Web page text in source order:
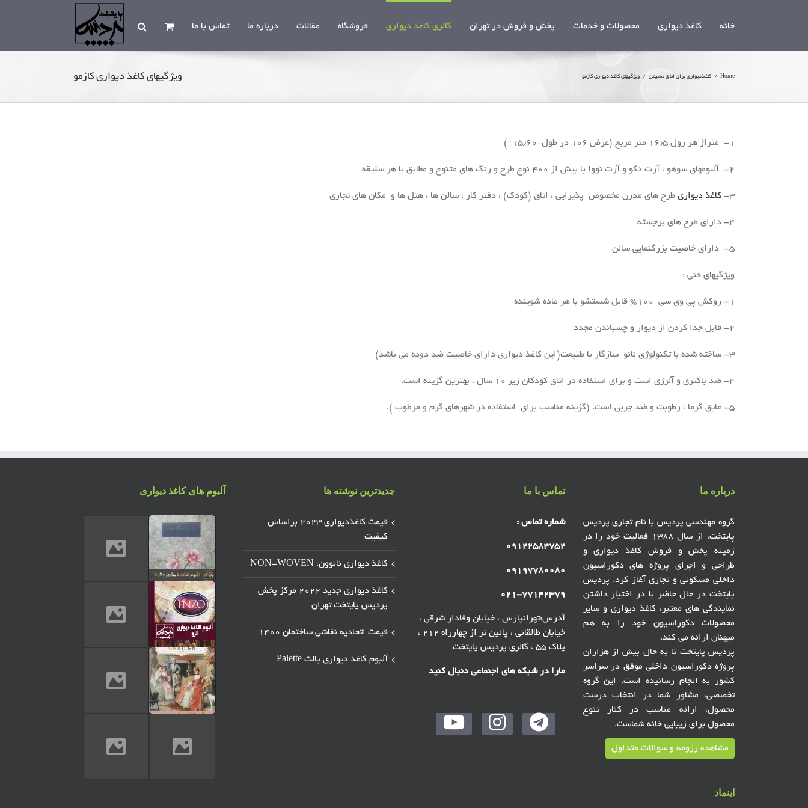
خانه کاغذ دیواری محصولات و خدمات پخش و فروش در تهران گالری کاغذ دیواری فروشگاه مقالات درباره ما تماس با ما
ویژگیهای کاغذ دیواری کازمو Home
/ کاغذدیواری برای اتاق نشیمن / ویژگیهای کاغذ دیواری کازمو
۱- متراژ هر رول ۱۶٫۵ متر مربع (عرض ۱۰۶ در طول ۱۵٫۶۰ )
۲- آلبومهای سوهو ، آرت دکو و آرت نووا با بیش از ۴۰۰ نوع طرح و رنگ های متنوع و مطابق با هر سليقه
۳- کاغذ دیواری طرح های مدرن مخصوص پذیرایی ، اتاق (کودک) ، دفتر كار ، سالن ها ، هتل ها و مكان های تجاری
۴- دارای طرح های برجسته
۵- دارای خاصيت بزرگنمایي سالن
ویژگیهای فنی :
۱- روکش پی وی سی ۱۰۰% قابل شستشو با هر ماده شوينده
۲- قابل جدا كردن از ديوار و چسباندن مجدد
۳- ساخته شده با تکنولوژی نانو سازگار با طبيعت(این کاغذ دیواری دارای خاصیت ضد دوده می باشد)
۴- ضد باكتری و آلرژی است و برای استفاده در اتاق كودكان زير ۱۰ سال ، بهترين گزينه است.
۵- عایق گرما ، رطوبت و ضد چربی است. (گزینه مناسب برای استفاده در شهرهای گرم و مرطوب ).
درباره ما
گروه مهندسی پردیس با نام تجاری پردیس
پایتخت، از سال ۱۳۸۸ فعالیت خود را در
زمینه پخش و فروش کاغذ دیواری و
طراحی و اجرای پروژه های دکوراسیون
داخلی مسکونی و تجاری آغاز کرد. پردیس
پایتخت در حال حاضر با در اختیار داشتن
نمایندگی های معتبر، کاغذ دیواری و سایر
محصولات دکوراسیون خود را به هم
میهنان ارائه می کند.
پردیس پایتخت تا به حال بیش از هزاران
پروژه دکوراسیون داخلی موفق در سراسر
کشور به انجام رسانیده است. این گروه
تخصصی، مشاور شما در انتخاب درست
محصول، ارائه مناسب در کنار تنوع
محصول برای زیبایی خانه شماست.
مشاهده رزومه و سوالات متداول
اینماد
تماس با ما
شماره تماس :
۰۹۱۲۲۵۸۴۷۵۲
۰۹۱۹۷۷۸۰۰۸۰
۰۲۱-۷۷۱۴۲۳۷۹
آدرس:تهرانپارس ، خیابان وفادار شرقی ،
خیابان طالقانی ، پائین تر از چهارراه ۲۱۲ ،
پلاک ۵۵ ، گالری پردیس پایتخت
مارا در شبکه های اجنماعی دنبال کنید
جدیدترین نوشته ها
قیمت کاغذدیواری ۲۰۲۳ براساس
کیفیت
کاغذ دیواری نانوون، NON-WOVEN
کاغذ دیواری جدید ۲۰۲۲ مرکز پخش
پردیس پایتخت تهران
قیمت اتحادیه نقاشی ساختمان ۱۴۰۰
آلبوم کاغذ دیواری پالت Palette
آلبوم های کاغذ دیواری